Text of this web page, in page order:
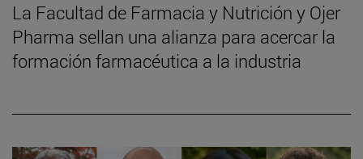
La Facultad de Farmacia y Nutrición y Ojer
Pharma sellan una alianza para acercar la
formación farmacéutica a la industria